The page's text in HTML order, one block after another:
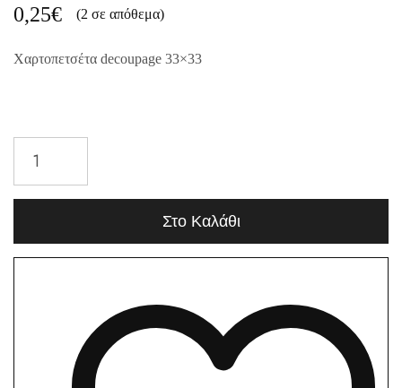
0,25€ (2 σε απόθεμα)
Χαρτοπετσέτα decoupage 33×33
Στο Καλάθι